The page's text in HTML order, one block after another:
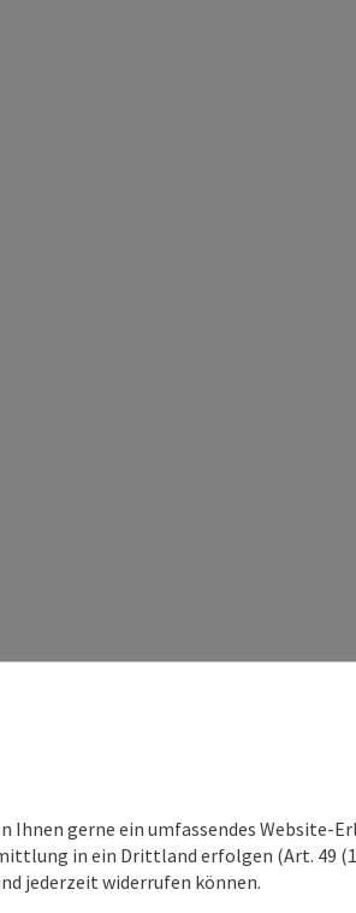
Ihnen gerne ein umfassendes Website-
in ein Drittland erfolgen (Art. 49
jederzeit widerrufen können.